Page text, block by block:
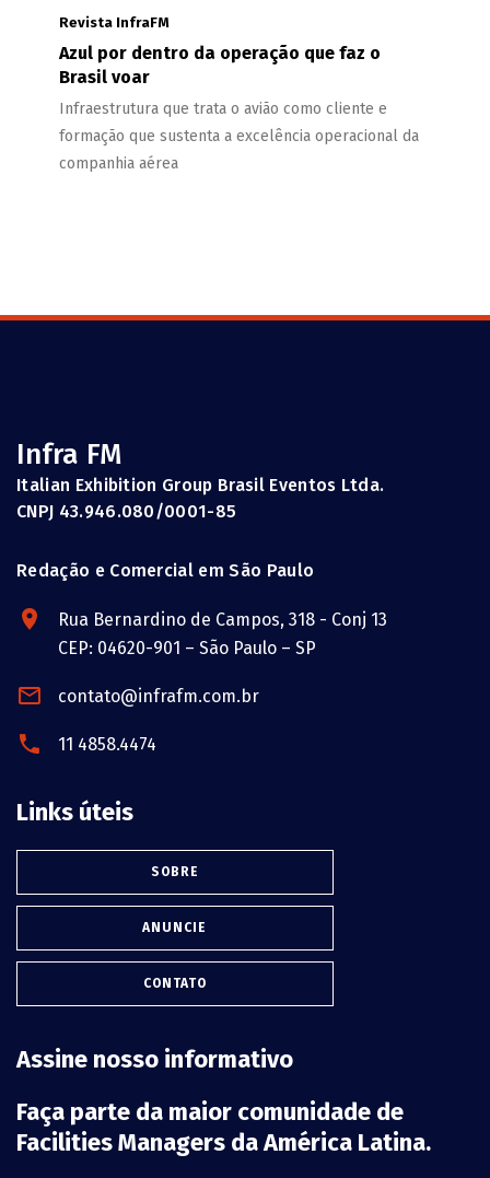
Revista InfraFM
Azul por dentro da operação que faz o
Brasil voar
Infraestrutura que trata o avião como cliente e
formação que sustenta a excelência operacional da
companhia aérea
Infra FM
Italian Exhibition Group Brasil Eventos Ltda.
CNPJ 43.946.080/0001-85
Redação e Comercial em São Paulo
Rua Bernardino de Campos, 318 - Conj 13
CEP: 04620-901 – São Paulo – SP
contato@infrafm.com.br
11 4858.4474
Links úteis
SOBRE
ANUNCIE
CONTATO
Assine nosso informativo
Faça parte da maior comunidade de
Facilities Managers da América Latina.